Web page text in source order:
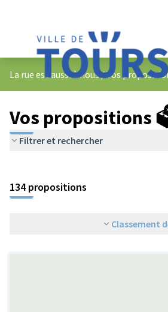
La rue est aussi à nous/Vos
Vos propositions
Filtrer et rechercher
134 propositions
Classement